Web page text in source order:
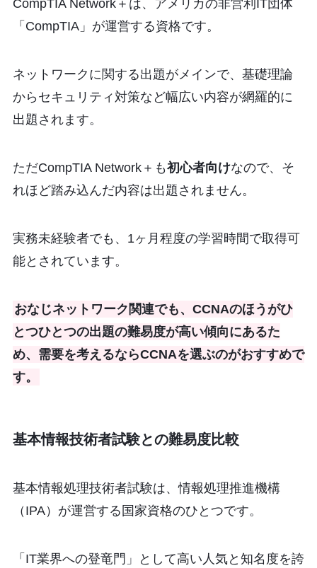
CompTIA Network＋は、アメリカの非営利IT団体
「CompTIA」が運営する資格です。
ネットワークに関する出題がメインで、基礎理論
からセキュリティ対策など幅広い内容が網羅的に
出題されます。
ただCompTIA Network＋も初心者向けなので、そ
れほど踏み込んだ内容は出題されません。
実務未経験者でも、1ヶ月程度の学習時間で取得可
能とされています。
おなじネットワーク関連でも、CCNAのほうがひ
とつひとつの出題の難易度が高い傾向にあるた
め、需要を考えるならCCNAを選ぶのがおすすめで
す。
基本情報技術者試験との難易度比較
基本情報処理技術者試験は、情報処理推進機構
（IPA）が運営する国家資格のひとつです。
「IT業界への登竜門」として高い人気と知名度を誇